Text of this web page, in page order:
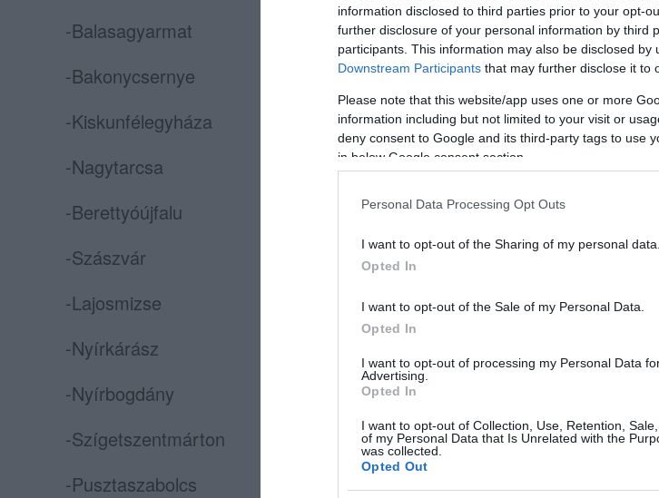
information disclosed to third parties prior to your opt-
further disclosure of your personal information by third
participants. This information may also be disclosed by
Downstream Participants that may further disclose it to
Please note that this website/app uses one or more
information including but not limited to your visit or
deny consent to Google and its third-party tags to use
in below Google consent section.
Personal Data Processing Opt Outs
I want to opt-out of the Sharing of my personal data.
Opted In
I want to opt-out of the Sale of my Personal Data.
Opted In
I want to opt-out of processing my Personal Data
Advertising.
Opted In
I want to opt-out of Collection, Use, Retention,
of my Personal Data that Is Unrelated with the
was collected.
Opted Out
-Balasagyarmat
-Bakonycsernye
-Kiskunfélegyháza
-Nagytarcsa
-Berettyóújfalu
-Szászvár
-Lajosmizse
-Nyírkárász
-Nyírbogdány
-Szígetszentmárton
-Pusztaszabolcs